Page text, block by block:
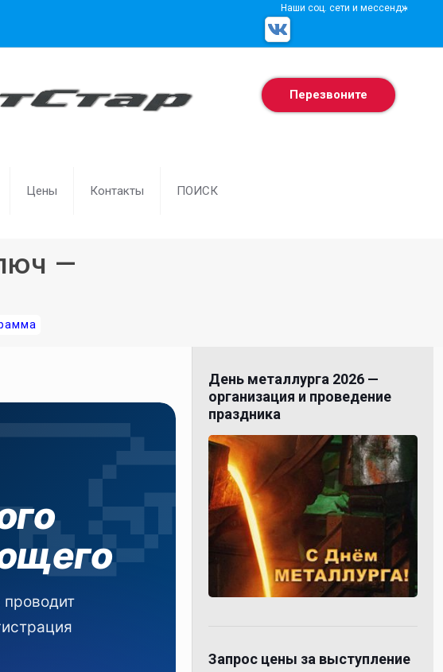
Наши соц. сети и мессенджеры
Цены Контакты ПОИСК
Перезвоните
—
День металлурга 2026 —
организация и проведение
праздника
Запрос цены за выступление